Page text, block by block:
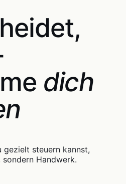
dich
gezielt steuern kannst,
Handwerk.